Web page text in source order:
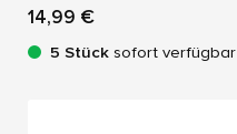
14,99 €
5 Stück sofort verfügbar